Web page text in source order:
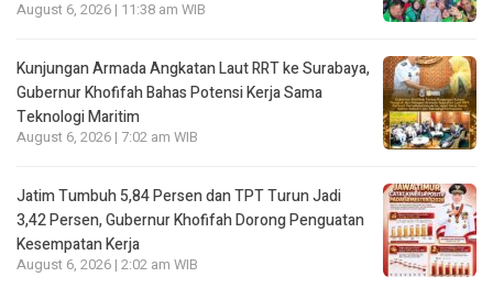
August 6, 2026 | 11:38 am WIB
Kunjungan Armada Angkatan Laut RRT ke Surabaya,
Gubernur Khofifah Bahas Potensi Kerja Sama
Teknologi Maritim
August 6, 2026 | 7:02 am WIB
Jatim Tumbuh 5,84 Persen dan TPT Turun Jadi
3,42 Persen, Gubernur Khofifah Dorong Penguatan
Kesempatan Kerja
August 6, 2026 | 2:02 am WIB